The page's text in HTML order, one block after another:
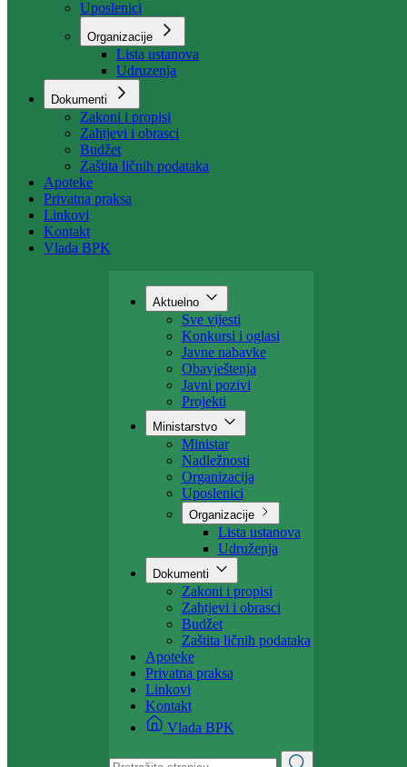
Ministar
Organizacija
Uposlenici
Organizacije
Lista ustanova
Udruzenja
Dokumenti
Zakoni i propisi
Zahtjevi i obrasci
Budžet
Zaštita ličnih podataka
Apoteke
Privatna praksa
Aktuelno
Sve vijesti
Konkursi i oglasi
Javne nabavke
Obavještenja
Javni pozivi
Projekti
Ministarstvo
Ministar
Nadležnosti
Organizacija
Uposlenici
Organizacije
Lista ustanova
Udruženja
Dokumenti
Zakoni i propisi
Zahtjevi i obrasci
Budžet
Zaštita ličnih podataka
Apoteke
Privatna praksa
Linkovi
Kontakt